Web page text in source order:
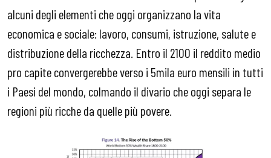
alcuni degli elementi che oggi organizzano la vita
economica e sociale: lavoro, consumi, istruzione, salute e
distribuzione della ricchezza. Entro il 2100 il reddito medio
pro capite convergerebbe verso i 5mila euro mensili in tutti
i Paesi del mondo, colmando il divario che oggi separa le
regioni più ricche da quelle più povere.